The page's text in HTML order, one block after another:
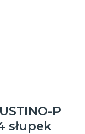
P
słupek